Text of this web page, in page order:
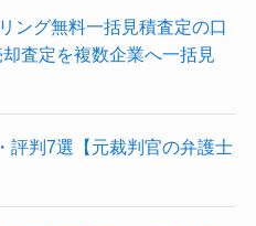
ング無料一括見積査定の口
査定を複数企業へ一括見
評判7選【元裁判官の弁護士